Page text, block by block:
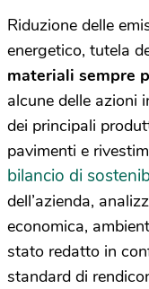
Riduzione delle
energetico, tutela
materiali sempre
alcune delle azioni
dei principali
pavimenti e
bilancio di
dell’azienda,
economica,
stato redatto in
standard di